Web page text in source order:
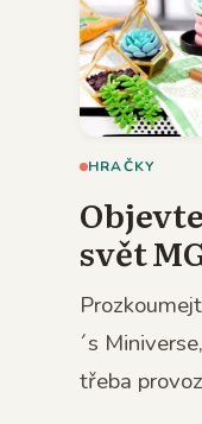
svět
´s
třeba
HRAČKY